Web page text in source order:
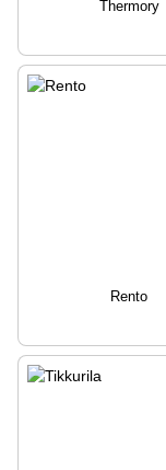
Thermory
Rento